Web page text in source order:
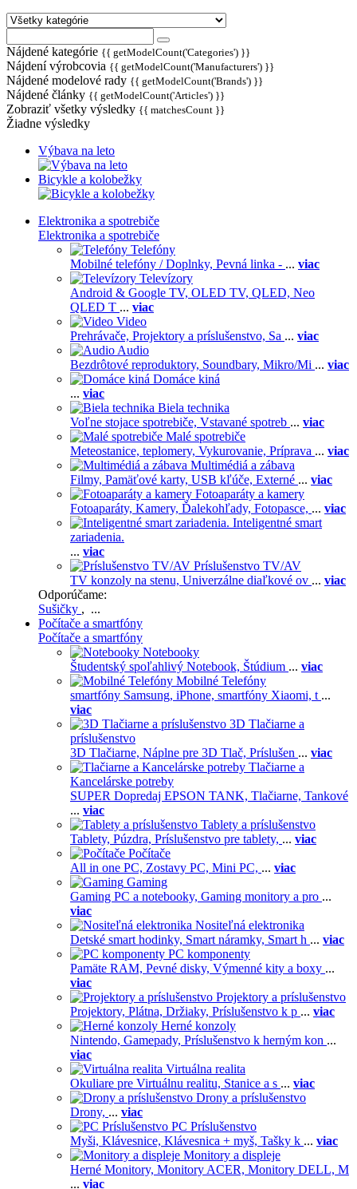
Nájdené kategórie {{ getModelCount('Categories') }}
Nájdení výrobcovia {{ getModelCount('Manufacturers') }}
Nájdené modelové rady {{ getModelCount('Brands') }}
Nájdené články {{ getModelCount('Articles') }}
Zobraziť všetky výsledky {{ matchesCount }}
Žiadne výsledky
Výbava na leto
Bicykle a kolobežky
Elektronika a spotrebiče
Elektronika a spotrebiče
Telefóny
Mobilné telefóny / Doplnky, Pevná linka - ... viac
Televízory
Android & Google TV, OLED TV, QLED, Neo
QLED T ... viac
Video
Prehrávače, Projektory a príslušenstvo, Sa ... viac
Audio
Bezdrôtové reproduktory, Soundbary, Mikro/Mi ... viac
Domáce kiná
... viac
Biela technika
Voľne stojace spotrebiče, Vstavané spotreb ... viac
Malé spotrebiče
Meteostanice, teplomery, Vykurovanie, Príprava ... viac
Multimédiá a zábava
Filmy, Pamäťové karty, USB kľúče, Externé ... viac
Fotoaparáty a kamery
Fotoaparáty, Kamery, Ďalekohľady, Fotopasce, ... viac
Inteligentné smart
zariadenia.
... viac
Príslušenstvo TV/AV
TV konzoly na stenu, Univerzálne diaľkové ov ... viac
Odporúčame:
Sušičky , ...
Počítače a smartfóny
Počítače a smartfóny
Notebooky
Študentský spoľahlivý Notebook, Štúdium ... viac
Mobilné Telefóny
smartfóny Samsung, iPhone, smartfóny Xiaomi, t ...
viac
3D Tlačiarne a
príslušenstvo
3D Tlačiarne, Náplne pre 3D Tlač, Príslušen ... viac
Tlačiarne a
Kancelárske potreby
SUPER Dopredaj EPSON TANK, Tlačiarne, Tankové
... viac
Tablety a príslušenstvo
Tablety, Púzdra, Príslušenstvo pre tablety, ... viac
Počítače
All in one PC, Zostavy PC, Mini PC, ... viac
Gaming
Gaming PC a notebooky, Gaming monitory a pro ...
viac
Nositeľná elektronika
Detské smart hodinky, Smart náramky, Smart h ... viac
PC komponenty
Pamäte RAM, Pevné disky, Výmenné kity a boxy ...
viac
Projektory a príslušenstvo
Projektory, Plátna, Držiaky, Príslušenstvo k p ... viac
Herné konzoly
Nintendo, Gamepady, Príslušenstvo k herným kon ...
viac
Virtuálna realita
Okuliare pre Virtuálnu realitu, Stanice a s ... viac
Drony a príslušenstvo
Drony, ... viac
PC Príslušenstvo
Myši, Klávesnice, Klávesnica + myš, Tašky k ... viac
Monitory a displeje
Herné Monitory, Monitory ACER, Monitory DELL, M
... viac